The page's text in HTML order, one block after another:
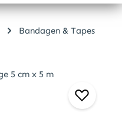
Bandagen & Tapes